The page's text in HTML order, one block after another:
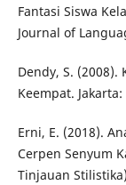
Fantasi Siswa
Journal of
Dendy, S. (2008).
Keempat.
Erni, E. (2018).
Cerpen Senyum
Tinjauan